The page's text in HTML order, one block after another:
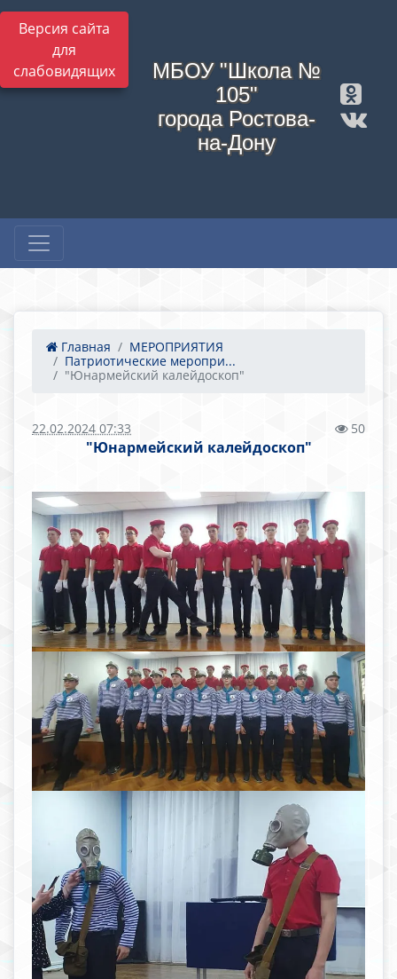
Версия сайта
для
слабовидящих
МБОУ "Школа №
105"
города Ростова-
на-Дону
Главная
МЕРОПРИЯТИЯ
Патриотические меропри...
"Юнармейский калейдоскоп"
22.02.2024 07:33 50
"Юнармейский калейдоскоп"